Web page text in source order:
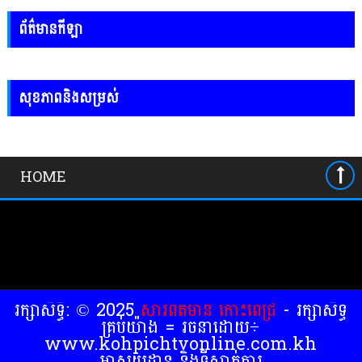
ព័ត៌មានកីឡា
សុខភាពនិងសម្រស់
HOME
រក្សាសិទ្ធិ: © 2025សារព័ត៍មាន កោះពេជ្រ - រក្សាសិទ្ធ
គ្រប់យ៉ាង = រចនាដោយ÷
www.kohpichtvonline.com.kh